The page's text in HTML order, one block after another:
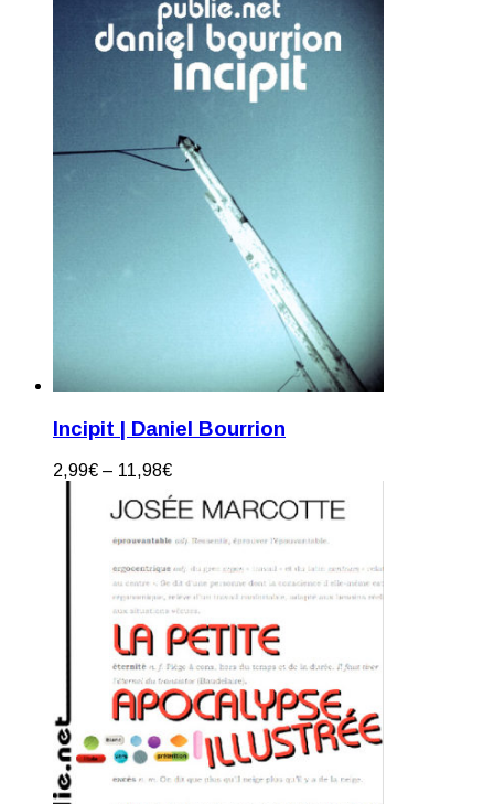
Incipit | Daniel Bourrion
2,99€ – 11,98€